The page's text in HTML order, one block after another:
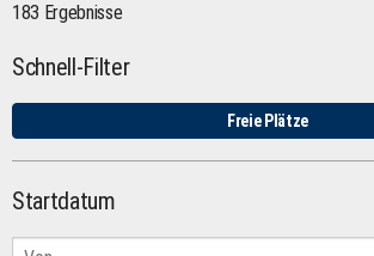
183 Ergebnisse
Schnell-Filter
Freie Plätze
Startdatum